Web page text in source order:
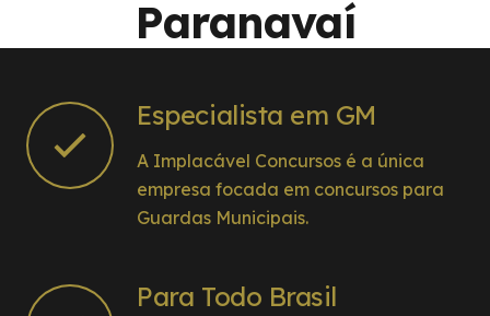
Paranavaí
Especialista em GM
A Implacável Concursos é a única
empresa focada em concursos para
Guardas Municipais.
Para Todo Brasil